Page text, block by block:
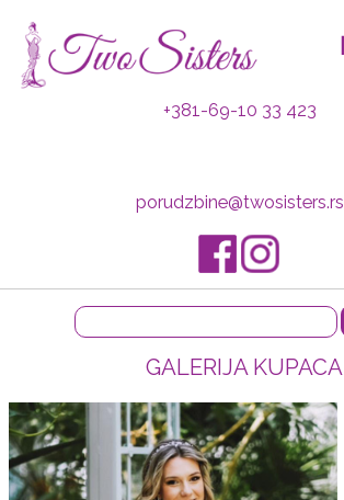
+381-69-10 33 423
porudzbine@twosisters.rs
GALERIJA KUPACA